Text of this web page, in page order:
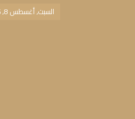
السبت, أغسطس 8, 2026